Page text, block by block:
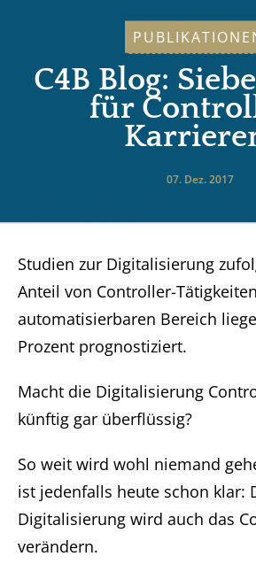
C4B Blog:
für
07. Dez. 2017
Studien zur Digitalisierung
Anteil von Controller-
automatisierbaren Bereich
Prozent prognostiziert.
Macht die Digitalisierung
künftig gar überflüssig?
So weit wird wohl niemand
ist jedenfalls heute schon klar:
Digitalisierung wird auch das
verändern.